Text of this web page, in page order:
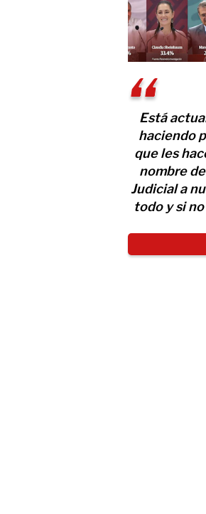
Está
haciendo
que les
nombre
Judicial a
todo y si